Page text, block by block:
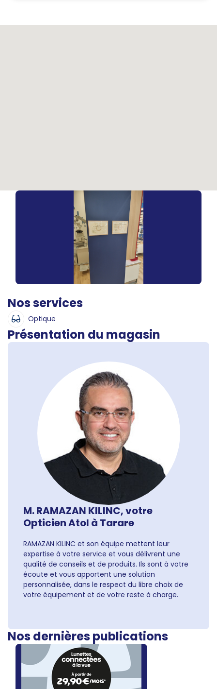
Nos services
Optique
Présentation du magasin
M. RAMAZAN KILINC, votre
Opticien Atol à Tarare
RAMAZAN KILINC et son équipe mettent leur
expertise à votre service et vous délivrent une
qualité de conseils et de produits. Ils sont à votre
écoute et vous apportent une solution
personnalisée, dans le respect du libre choix de
votre équipement et de votre reste à charge.
Nos dernières publications